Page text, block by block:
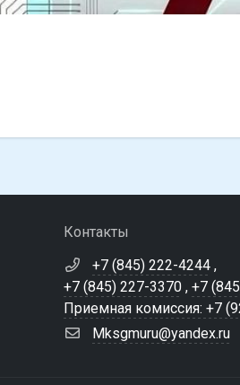
Контакты
+7 (845) 222-4244 ,
+7 (845) 227-3370 , +7
Приемная комиссия: +7
Mksgmuru@yandex.ru